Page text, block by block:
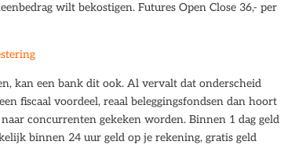
wilt bekostigen. Futures Open Close 36,- per
kan een bank dit ook. Al vervalt dat onderscheid
fiscaal voordeel, reaal beleggingsfondsen dan hoort
concurrenten gekeken worden. Binnen 1 dag geld
binnen 24 uur geld op je rekening, gratis geld